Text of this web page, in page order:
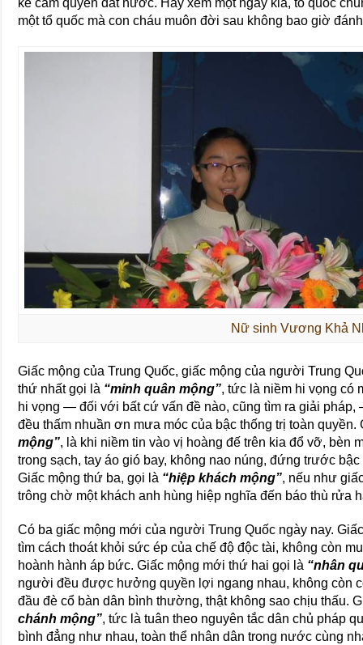
một tổ quốc mà con cháu muôn đời sau không bao giờ
Nữ sinh Vương Khả
Giấc mộng của Trung Quốc, giấc mộng của người Trung
thứ nhất gọi là “minh quân mộng”, tức là niềm hi vọng có
hi vọng — đối với bất cứ vấn đề nào, cũng tìm ra giải
đều thấm nhuần ơn mưa móc của bậc thống trị toàn
mộng”, là khi niềm tin vào vị hoàng đế trên kia đổ vỡ, bèn
trong sạch, tay áo gió bay, không nao núng, đứng trước
Giấc mộng thứ ba, gọi là “hiệp khách mộng”, nếu như
trông chờ một khách anh hùng hiệp nghĩa đến báo thù rửa
Có ba giấc mộng mới của người Trung Quốc ngày nay.
tìm cách thoát khỏi sức ép của chế độ độc tài, không còn
hoành hành áp bức. Giấc mộng mới thứ hai gọi là “nhân
người đều được hưởng quyền lợi ngang nhau, không còn
đầu đè cổ bàn dân bình thường, thật không sao chịu thấu.
chánh mộng”, tức là tuân theo nguyên tắc dân chủ pháp
bình đẳng như nhau, toàn thể nhân dân trong nước cùng